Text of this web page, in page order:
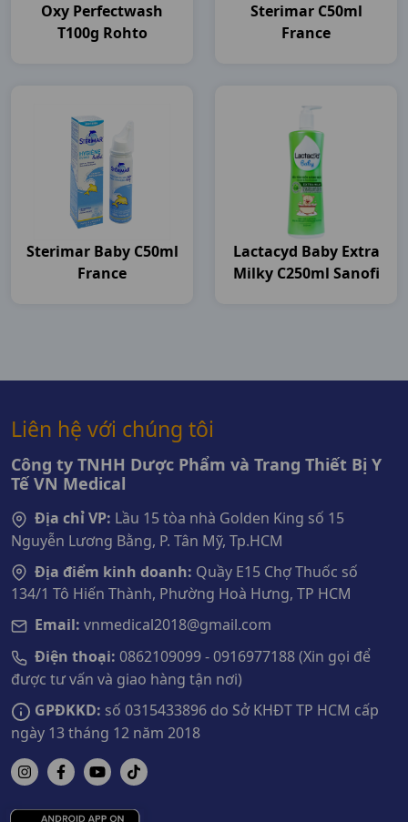
Oxy Perfectwash
T100g Rohto
Sterimar C50ml
France
Sterimar Baby C50ml
France
Lactacyd Baby Extra
Milky C250ml Sanofi
Liên hệ với chúng tôi
Công ty TNHH Dược Phẩm và Trang Thiết Bị Y
Tế VN Medical
Địa chỉ VP: Lầu 15 tòa nhà Golden King số 15
Nguyễn Lương Bằng, P. Tân Mỹ, Tp.HCM
Địa điểm kinh doanh: Quầy E15 Chợ Thuốc số
134/1 Tô Hiến Thành, Phường Hoà Hưng, TP HCM
Email: vnmedical2018@gmail.com
Điện thoại: 0862109099 - 0916977188 (Xin gọi để
được tư vấn và giao hàng tận nơi)
GPĐKKD: số 0315433896 do Sở KHĐT TP HCM cấp
ngày 13 tháng 12 năm 2018